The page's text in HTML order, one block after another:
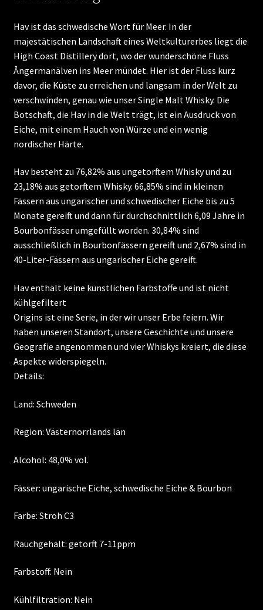
Hav ist das schwedische Wort für Meer. In der
majestätischen Landschaft eines Weltkulturerbes liegt die
High Coast Distillery dort, wo der wunderschöne Fluss
Ångermanälven ins Meer mündet. Hier ist der Fluss kurz
davor, die Küste zu erreichen und langsam in der Welt zu
verschwinden, genau wie unser Single Malt Whisky. Die
Botschaft, die Hav in die Welt trägt, ist ein Ausdruck von
Eiche, mit einem Hauch von Würze und ein wenig
nordischer Härte.
Hav besteht zu 76,82% aus ungetorftem Whisky und zu
23,18% aus getorftem Whisky. 66,85% sind in kleinen
Fässern aus ungarischer und schwedischer Eiche bis zu 5
Monate gereift und dann für durchschnittlich 6,09 Jahre in
Bourbonfässer umgefüllt worden. 30,84% sind
ausschließlich in Bourbonfässern gereift und 2,67% sind in
40-Liter-Fässern aus ungarischer Eiche gereift.
Hav enthält keine künstlichen Farbstoffe und ist nicht
kühlgefiltert
Origins ist eine Serie, in der wir unser Erbe feiern. Wir
haben unseren Standort, unsere Geschichte und unsere
Geografie angenommen und vier Whiskys kreiert, die diese
Aspekte widerspiegeln.
Details:
Land: Schweden
Region: Västernorrlands län
Alcohol: 48,0% vol.
Fässer: ungarische Eiche, schwedische Eiche & Bourbon
Farbe: Stroh C3
Rauchgehalt: getorft 7-11ppm
Farbstoff: Nein
Kühlfiltration: Nein